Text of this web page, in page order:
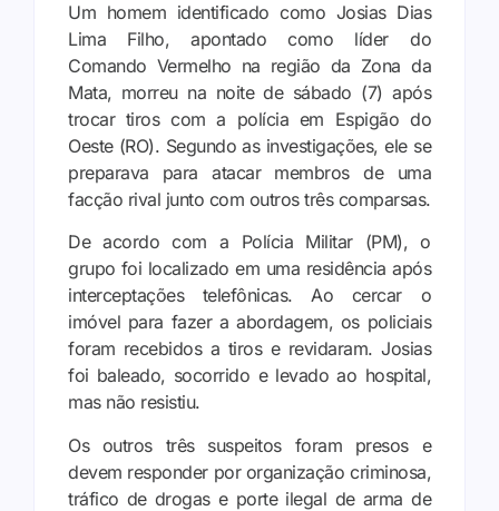
Um homem identificado como Josias Dias
Lima Filho, apontado como líder do
Comando Vermelho na região da Zona da
Mata, morreu na noite de sábado (7) após
trocar tiros com a polícia em Espigão do
Oeste (RO). Segundo as investigações, ele se
preparava para atacar membros de uma
facção rival junto com outros três comparsas.
De acordo com a Polícia Militar (PM), o
grupo foi localizado em uma residência após
interceptações telefônicas. Ao cercar o
imóvel para fazer a abordagem, os policiais
foram recebidos a tiros e revidaram. Josias
foi baleado, socorrido e levado ao hospital,
mas não resistiu.
Os outros três suspeitos foram presos e
devem responder por organização criminosa,
tráfico de drogas e porte ilegal de arma de